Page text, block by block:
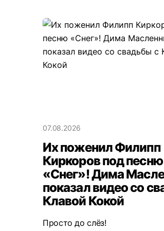
07.08.2026
Их поженил Филипп
Киркоров под песню
«Снег»! Дима
показал видео со
Клавой Кокой
Просто до слёз!